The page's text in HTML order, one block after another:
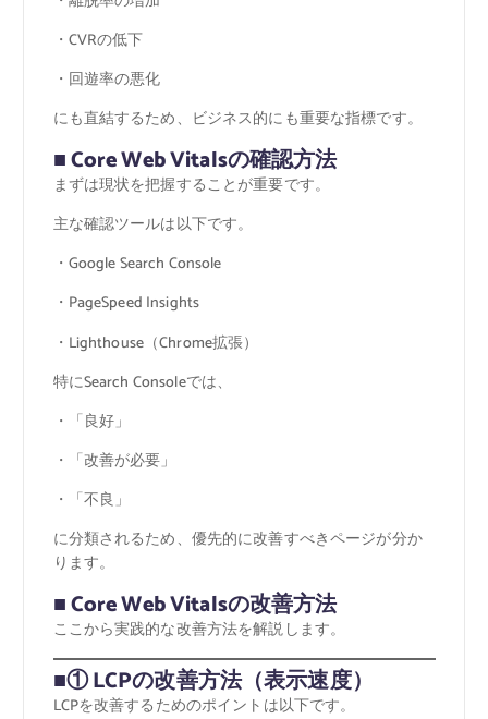
・CVRの低下
・回遊率の悪化
にも直結するため、ビジネス的にも重要な指標です。
■ Core Web Vitalsの確認方法
まずは現状を把握することが重要です。
主な確認ツールは以下です。
・Google Search Console
・PageSpeed Insights
・Lighthouse（Chrome拡張）
特にSearch Consoleでは、
・「良好」
・「改善が必要」
・「不良」
に分類されるため、優先的に改善すべきページが分か
ります。
■ Core Web Vitalsの改善方法
ここから実践的な改善方法を解説します。
■① LCPの改善方法（表示速度）
LCPを改善するためのポイントは以下です。